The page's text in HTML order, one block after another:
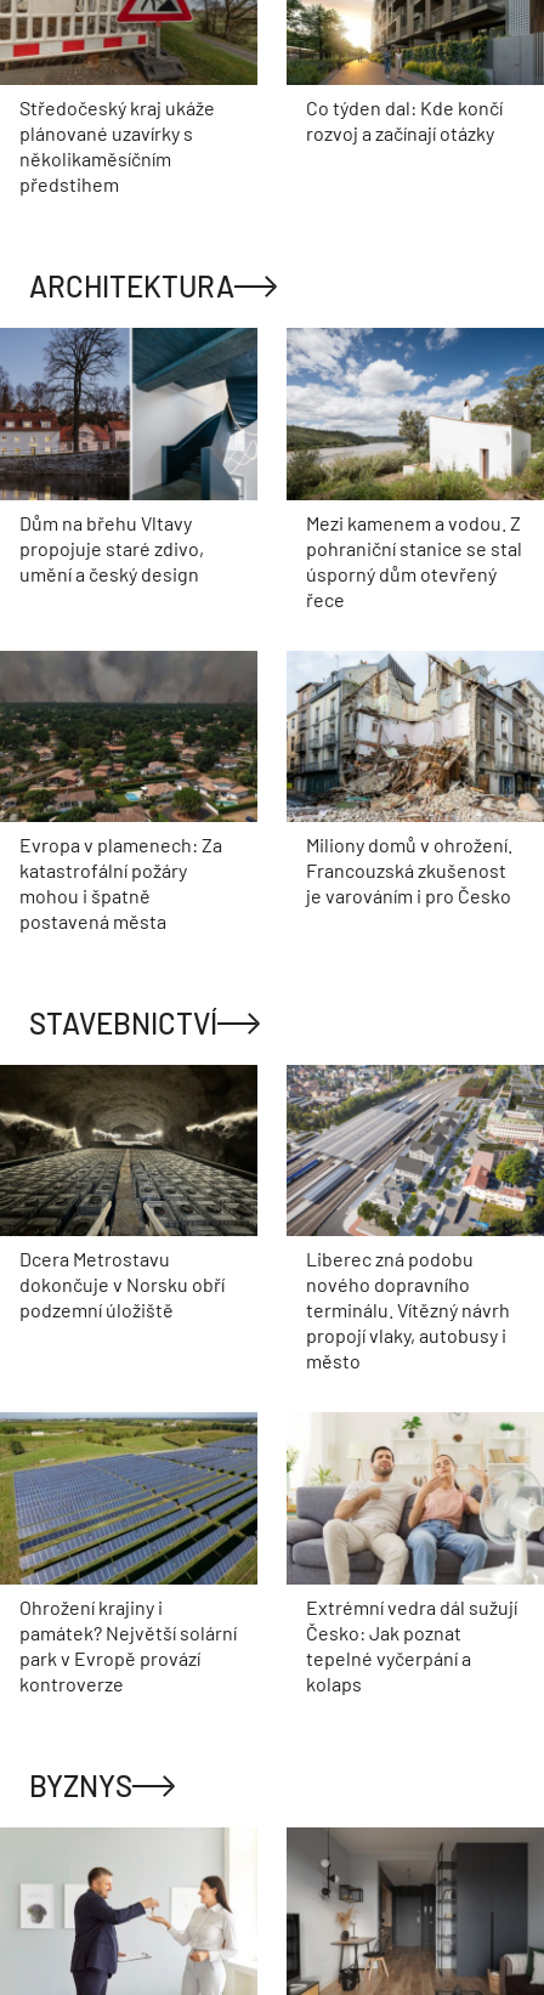
Středočeský kraj ukáže
plánované uzavírky s
několikaměsíčním
předstihem
Co týden dal: Kde končí
rozvoj a začínají otázky
ARCHITEKTURA
Dům na břehu Vltavy
propojuje staré zdivo,
umění a český design
Mezi kamenem a vodou. Z
pohraniční stanice se stal
úsporný dům otevřený
řece
Evropa v plamenech: Za
katastrofální požáry
mohou i špatně
postavená města
Miliony domů v ohrožení.
Francouzská zkušenost
je varováním i pro Česko
STAVEBNICTVÍ
Dcera Metrostavu
dokončuje v Norsku obří
podzemní úložiště
Liberec zná podobu
nového dopravního
terminálu. Vítězný návrh
propojí vlaky, autobusy i
město
Ohrožení krajiny i
památek? Největší solární
park v Evropě provází
kontroverze
Extrémní vedra dál sužují
Česko: Jak poznat
tepelné vyčerpání a
kolaps
BYZNYS